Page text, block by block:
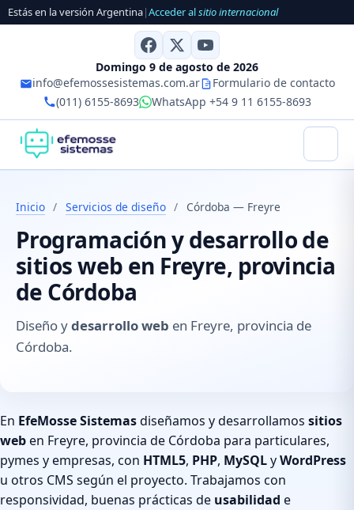
Estás en la versión Argentina|Acceder alsitio internacional
Domingo 9 de agosto de 2026
info@efemossesistemas.com.ar
Formulario de contacto
(011) 6155-8693
WhatsApp +54 9 11 6155-8693
Inicio / Servicios de diseño / Córdoba — Freyre
Programación y desarrollo de
sitios web en Freyre, provincia
de Córdoba
Diseño ydesarrollo web en Freyre, provincia de
Córdoba.
En EfeMosse Sistemasdiseñamos y desarrollamos sitios
weben Freyre, provincia de Córdoba para particulares,
pymes y empresas, con HTML5, PHP, MySQLyWordPress
u otros CMS según el proyecto. Trabajamos con
responsividad, buenas prácticas de usabilidad e